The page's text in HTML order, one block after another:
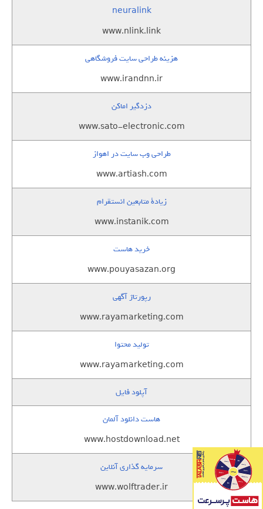
neuralink
www.nlink.link
هزینه طراحی سایت فروشگاهی
www.irandnn.ir
دزدگیر اماکن
www.sato-electronic.com
طراحی وب سایت در اهواز
www.artiash.com
زيادة متابعين انستقرام
www.instanik.com
خرید هاست
www.pouyasazan.org
رپورتاژ آگهی
www.rayamarketing.com
تولید محتوا
www.rayamarketing.com
آپلود فایل
هاست دانلود آلمان
www.hostdownload.net
سرمایه گذاری آنلاین
www.wolftrader.ir